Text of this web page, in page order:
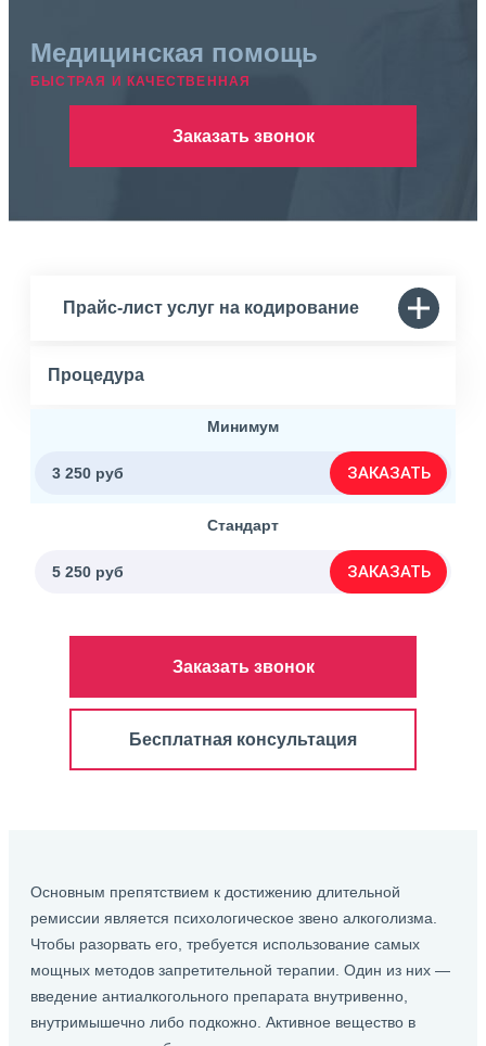
Медицинская помощь
БЫСТРАЯ И КАЧЕСТВЕННАЯ
Заказать звонок
Прайс-лист услуг на кодирование
Процедура
Минимум
3 250 руб ЗАКАЗАТЬ
Стандарт
5 250 руб ЗАКАЗАТЬ
Заказать звонок
Бесплатная консультация
Основным препятствием к достижению длительной
ремиссии является психологическое звено алкоголизма.
Чтобы разорвать его, требуется использование самых
мощных методов запретительной терапии. Один из них —
введение антиалкогольного препарата внутривенно,
внутримышечно либо подкожно. Активное вещество в